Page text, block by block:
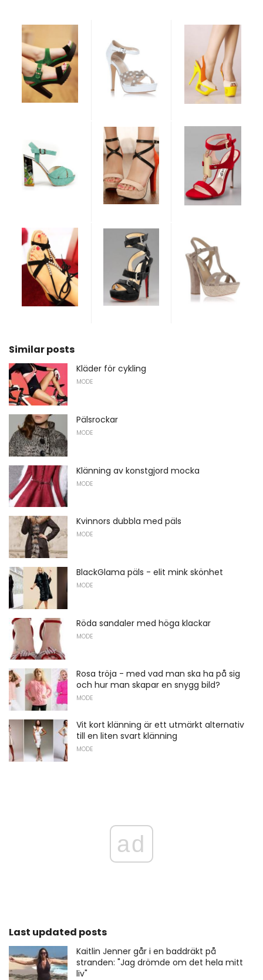
Similar posts
Kläder för cykling
MODE
Pälsrockar
MODE
Klänning av konstgjord mocka
MODE
Kvinnors dubbla med päls
MODE
BlackGlama päls - elit mink skönhet
MODE
Röda sandaler med höga klackar
MODE
Rosa tröja - med vad man ska ha på sig
och hur man skapar en snygg bild?
MODE
Vit kort klänning är ett utmärkt alternativ
till en liten svart klänning
MODE
ad
Last updated posts
Kaitlin Jenner går i en baddräkt på
stranden: "Jag drömde om det hela mitt
liv"